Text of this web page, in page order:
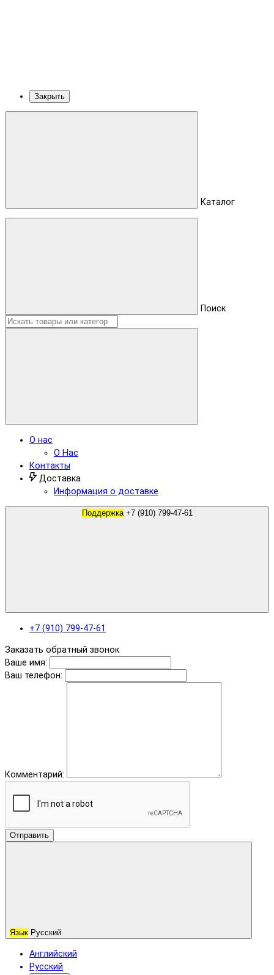
Закрыть
Каталог
Поиск
О нас
О Нас
Контакты
Доставка
Информация о доставке
Поддержка +7 (910) 799-47-61
+7 (910) 799-47-61
Заказать обратный звонок
Ваше имя:
Ваш телефон:
Комментарий:
Отправить
Язык Русский
Английский
Русский